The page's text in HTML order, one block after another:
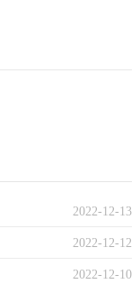
2022-12-13
2022-12-12
2022-12-10